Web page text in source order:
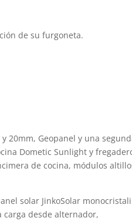
de su furgoneta.
20mm, Geopanel y una
Dometic Sunlight y
de cocina, módulos
solar JinkoSolar
carga desde alternador,